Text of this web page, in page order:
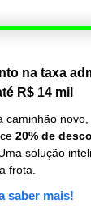
na taxa
R$ 14 mil
caminhão novo,
20% de
Uma solução
frota.
saber mais!